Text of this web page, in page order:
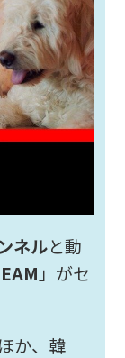
ネルと動
」がセ
か、韓